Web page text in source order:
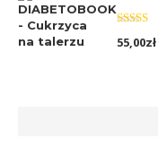
Oceniono
5.00na 5
55,00zł